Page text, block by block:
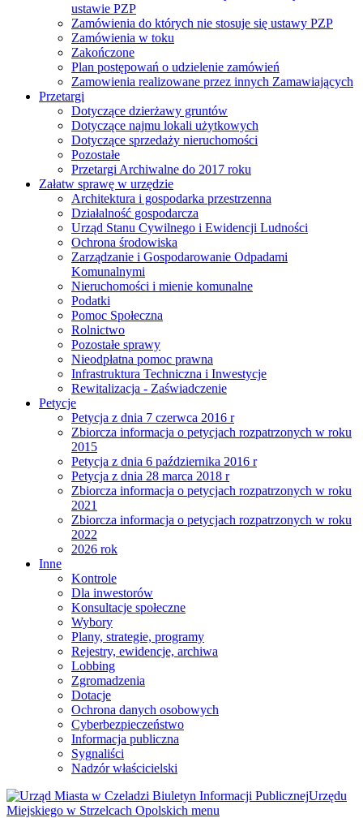
ustawie PZP
Zamówienia do których nie stosuje się ustawy PZP
Zamówienia w toku
Zakończone
Plan postępowań o udzielenie zamówień
Zamowienia realizowane przez innych Zamawiających
Przetargi
Dotyczące dzierżawy gruntów
Dotyczące najmu lokali użytkowych
Dotyczące sprzedaży nieruchomości
Pozostałe
Przetargi Archiwalne do 2017 roku
Załatw sprawę w urzędzie
Architektura i gospodarka przestrzenna
Działalność gospodarcza
Urząd Stanu Cywilnego i Ewidencji Ludności
Ochrona środowiska
Zarządzanie i Gospodarowanie Odpadami
Komunalnymi
Nieruchomości i mienie komunalne
Podatki
Pomoc Społeczna
Rolnictwo
Pozostałe sprawy
Nieodpłatna pomoc prawna
Infrastruktura Techniczna i Inwestycje
Rewitalizacja - Zaświadczenie
Petycje
Petycja z dnia 7 czerwca 2016 r
Zbiorcza informacja o petycjach rozpatrzonych w roku
2015
Petycja z dnia 6 października 2016 r
Petycja z dnia 28 marca 2018 r
Zbiorcza informacja o petycjach rozpatrzonych w roku
2021
Zbiorcza informacja o petycjach rozpatrzonych w roku
2022
2026 rok
Inne
Kontrole
Dla inwestorów
Konsultacje społeczne
Wybory
Plany, strategie, programy
Rejestry, ewidencje, archiwa
Lobbing
Zgromadzenia
Dotacje
Ochrona danych osobowych
Cyberbezpieczeństwo
Informacja publiczna
Sygnaliści
Nadzór właścicielski
Biuletyn Informacji PublicznejUrzędu
Miejskiego w Strzelcach Opolskich menu